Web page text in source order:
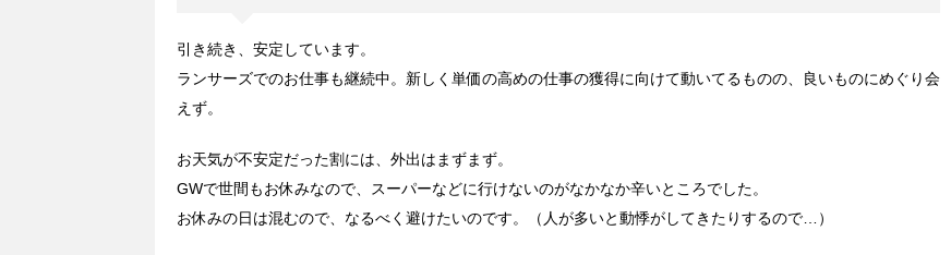
引き続き、安定しています。
ランサーズでのお仕事も継続中。新しく単価の高めの仕事の獲得に向けて動いてるものの、良いものにめぐり会
えず。
お天気が不安定だった割には、外出はまずまず。
GWで世間もお休みなので、スーパーなどに行けないのがなかなか辛いところでした。
お休みの日は混むので、なるべく避けたいのです。（人が多いと動悸がしてきたりするので…）